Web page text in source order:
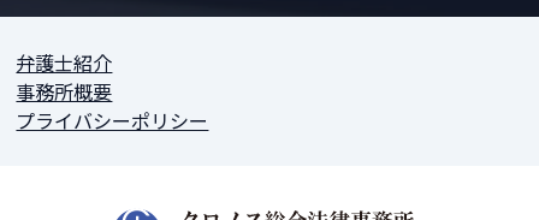
弁護士紹介
事務所概要
プライバシーポリシー